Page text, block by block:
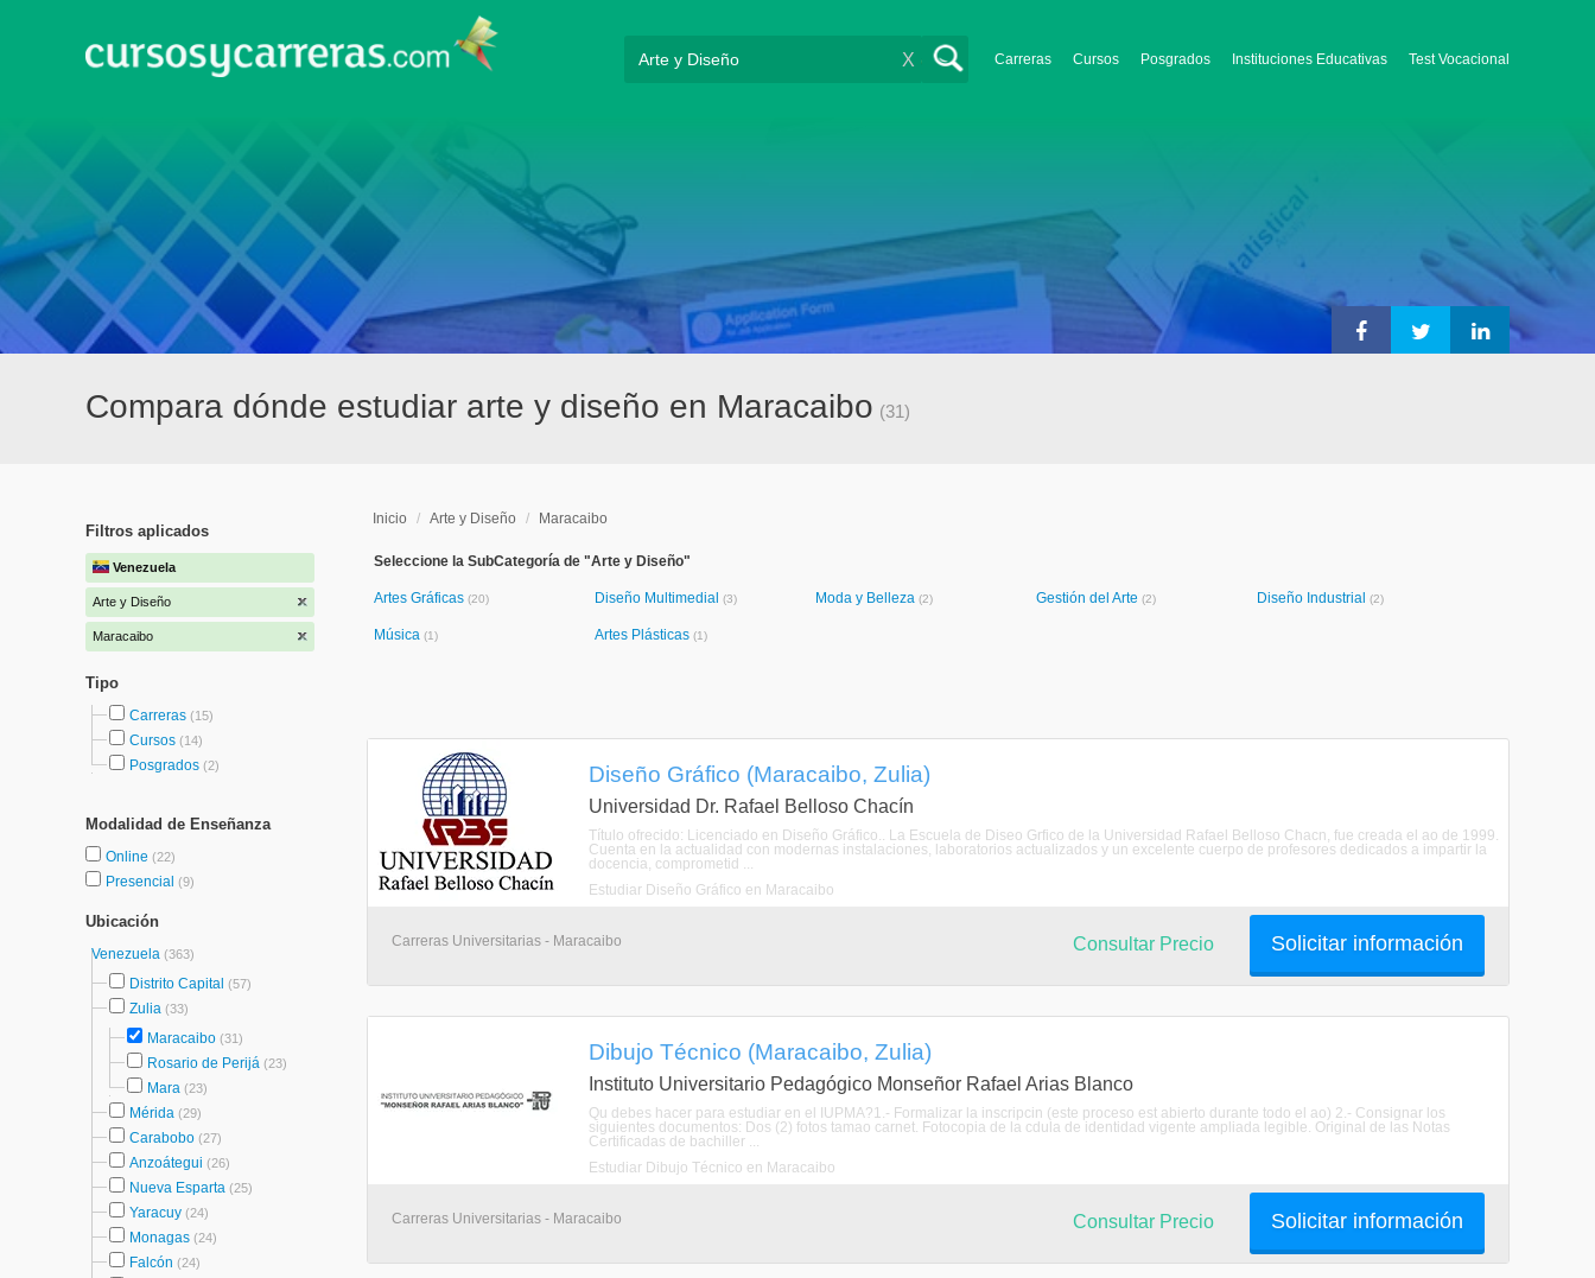
Carreras Cursos Posgrados Instituciones Educativas Test Vocacional
X
Compara dónde estudiar arte y diseño en Maracaibo (31)
Filtros aplicados
Venezuela
Arte y Diseño
Maracaibo
Tipo
Carreras (15)
Cursos (14)
Posgrados (2)
Modalidad de Enseñanza
Online (22)
Presencial (9)
Ubicación
Venezuela (363)
Distrito Capital (57)
Zulia (33)
Maracaibo (31)
Rosario de Perijá (23)
Mara (23)
Mérida (29)
Carabobo (27)
Anzoátegui (26)
Nueva Esparta (25)
Yaracuy (24)
Monagas (24)
Falcón (24)
Inicio / Arte y Diseño / Maracaibo
Seleccione la SubCategoría de "Arte y Diseño"
Artes Gráficas (20) Diseño Multimedial (3) Moda y Belleza (2) Gestión del Arte (2) Diseño Industrial (2)
Música (1) Artes Plásticas (1)
Diseño Gráfico (Maracaibo, Zulia)
Universidad Dr. Rafael Belloso Chacín
Título ofrecido: Licenciado en Diseño Gráfico.. La Escuela de Diseo Grfico de la Universidad Rafael Belloso Chacn, fue creada el ao de 1999.
Cuenta en la actualidad con modernas instalaciones, laboratorios actualizados y un excelente cuerpo de profesores dedicados a impartir la
docencia, comprometid ...
Estudiar Diseño Gráfico en Maracaibo
Carreras Universitarias - Maracaibo Solicitar información
Consultar Precio
Dibujo Técnico (Maracaibo, Zulia)
Instituto Universitario Pedagógico Monseñor Rafael Arias Blanco
Qu debes hacer para estudiar en el IUPMA?1.- Formalizar la inscripcin (este proceso est abierto durante todo el ao) 2.- Consignar los
siguientes documentos: Dos (2) fotos tamao carnet. Fotocopia de la cdula de identidad vigente ampliada legible. Original de las Notas
Certificadas de bachiller ...
Estudiar Dibujo Técnico en Maracaibo
Carreras Universitarias - Maracaibo Solicitar información
Consultar Precio